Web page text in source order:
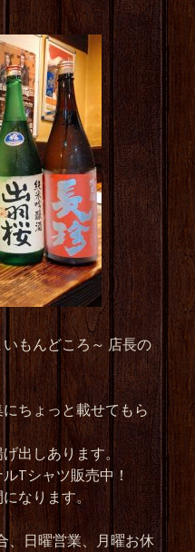
もんどころ～ 店長の
ちょっと載せてもら
出しあります。
Tシャツ販売中！
なります。
、日曜営業、月曜お休